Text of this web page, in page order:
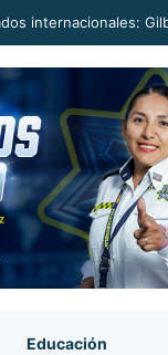
internacionales:
Educación